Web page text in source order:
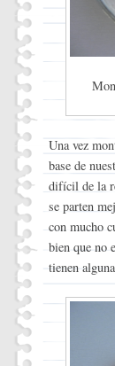
Una vez
base de
difícil de la
se parten
con mucho
bien que no
tienen